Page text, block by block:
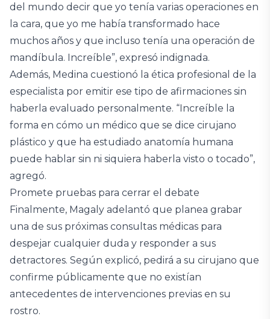
del mundo decir que yo tenía varias operaciones en
la cara, que yo me había transformado hace
muchos años y que incluso tenía una operación de
mandíbula. Increíble”, expresó indignada.
Además, Medina cuestionó la ética profesional de la
especialista por emitir ese tipo de afirmaciones sin
haberla evaluado personalmente. “Increíble la
forma en cómo un médico que se dice cirujano
plástico y que ha estudiado anatomía humana
puede hablar sin ni siquiera haberla visto o tocado”,
agregó.
Promete pruebas para cerrar el debate
Finalmente, Magaly adelantó que planea grabar
una de sus próximas consultas médicas para
despejar cualquier duda y responder a sus
detractores. Según explicó, pedirá a su cirujano que
confirme públicamente que no existían
antecedentes de intervenciones previas en su
rostro.